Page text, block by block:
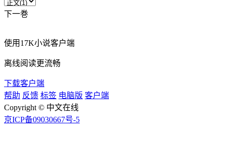
下一巻
使用 17K小说客户端
离线阅读更流畅
下载客户端
帮助 反馈 标签 电脑版 客户端
Copyright © 中文在线
京ICP备09030667号-5